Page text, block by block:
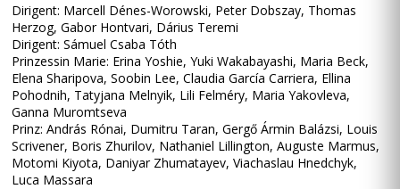
Dirigent: Marcell Dénes-Worowski, Peter Dobszay, Thomas
Herzog, Gabor Hontvari, Dárius Teremi
Dirigent: Sámuel Csaba Tóth
Prinzessin Marie: Erina Yoshie, Yuki Wakabayashi, Maria Beck,
Elena Sharipova, Soobin Lee, Claudia García Carriera, Ellina
Pohodnih, Tatyjana Melnyik, Lili Felméry, Maria Yakovleva,
Ganna Muromtseva
Prinz: András Rónai, Dumitru Taran, Gergő Ármin Balázsi, Louis
Scrivener, Boris Zhurilov, Nathaniel Lillington, Auguste Marmus,
Motomi Kiyota, Daniyar Zhumatayev, Viachaslau Hnedchyk,
Luca Massara